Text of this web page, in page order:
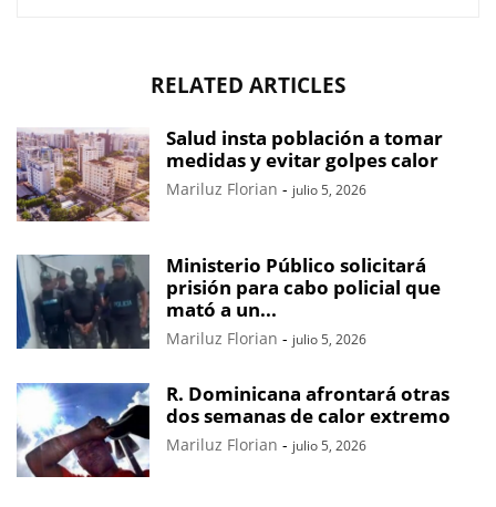
RELATED ARTICLES
Salud insta población a tomar
medidas y evitar golpes calor
Mariluz Florian - julio 5, 2026
Ministerio Público solicitará
prisión para cabo policial que
mató a un...
Mariluz Florian - julio 5, 2026
R. Dominicana afrontará otras
dos semanas de calor extremo
Mariluz Florian - julio 5, 2026